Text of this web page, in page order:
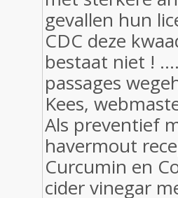
gevallen hun
CDC deze
bestaat niet !
passages
Kees,
Als preventief
havermout
Curcumin en
cider vinegar